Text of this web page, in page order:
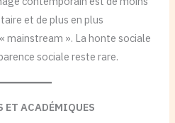
et de plus en plus
mainstream ». La honte sociale
sociale reste rare.
ET ACADÉMIQUES